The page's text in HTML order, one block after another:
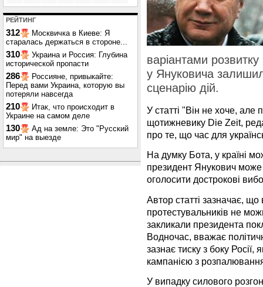
РЕЙТИНГ
312
Москвичка в Киеве: Я
старалась держаться в стороне...
310
Украина и Россия: Глубина
исторической пропасти
286
Россияне, привыкайте:
Перед вами Украина, которую вы
потеряли навсегда
210
Итак, что происходит в
Украине на самом деле
130
Ад на земле: Это "Русский
мир" на выезде
варіантами розвитку
у Януковича
сценарію дій.
У статті "Він не хоче,
щотижневику Die Zeit,
про те, що час для
На думку Бота, у країні
президент Янукович може
оголосити дострокові
Автор статті зазначає,
протестувальників не
закликали президента
Водночас, вважає
зазнає тиску з боку Росії,
кампанією з
У випадку силового